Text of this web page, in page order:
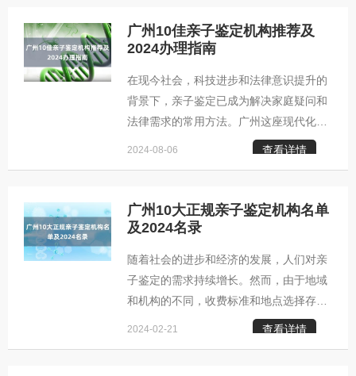
同鉴定中心的业务范畴各有差异，建议您
根据自己的需求及机构的业务范围来做出
细地址： 1. 广州亲子鉴定咨询中心：广
州市越秀区三元里大道217号民生商业大
厦7楼701E（靠近三元里地铁站A1出口）
业务涵盖：户口上户、个人鉴定、司法鉴
定咨询预
广州10佳亲子鉴定机构推荐及
2024办理指南
在现今社会，科技进步和法律意识提升的
背景下，亲子鉴定已成为解决家庭疑问和
法律需求的常用方法。广州这座现代化都
市汇聚了众多专业且值得信赖的亲子鉴定
定。伴随着法律法规和技术的进步，亲子
鉴定的流程也在不断完善，特别强调对个
于广州市越秀区的广州中量国鉴生物DNA
亲子鉴定中心是广州地区知名的咨询服务
点，具体位置在广州越秀区三元里大道
217号民生商业大厦7楼701E（紧邻三元
里地铁站A1出口）。该
2024-08-06 查看详情
广州10大正规亲子鉴定机构名单
及2024名录
随着社会的进步和经济的发展，人们对亲
子鉴定的需求持续增长。然而，由于地域
和机构的不同，收费标准和地点选择存在
差异。不少人在寻找广州的个人亲子鉴定
2024-02-21 查看详情